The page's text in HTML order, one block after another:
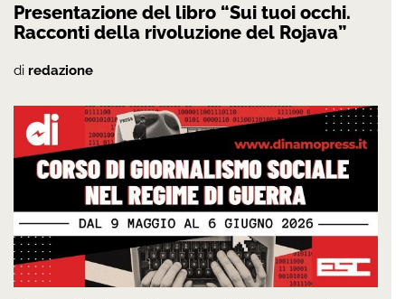
Presentazione del libro “Sui tuoi occhi.
Racconti della rivoluzione del Rojava”
di redazione